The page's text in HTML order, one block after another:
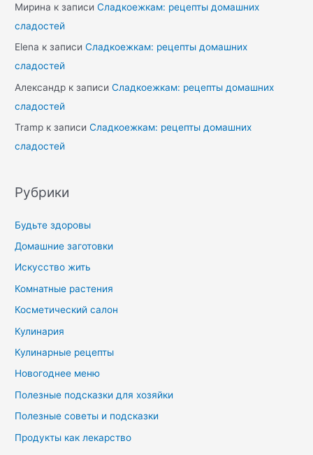
Мирина к записиСладкоежкам: рецепты домашних
сладостей
Elena к записиСладкоежкам: рецепты домашних
сладостей
Александр к записиСладкоежкам: рецепты домашних
сладостей
Tramp к записиСладкоежкам: рецепты домашних
сладостей
Рубрики
Будьте здоровы
Домашние заготовки
Искусство жить
Комнатные растения
Косметический салон
Кулинария
Кулинарные рецепты
Новогоднее меню
Полезные подсказки для хозяйки
Полезные советы и подсказки
Продукты как лекарство